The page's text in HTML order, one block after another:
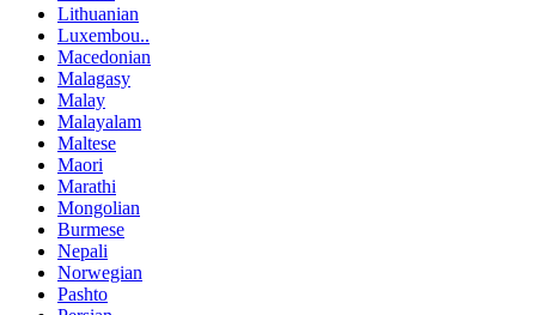
Lithuanian
Luxembou..
Macedonian
Malagasy
Malay
Malayalam
Maltese
Maori
Marathi
Mongolian
Burmese
Nepali
Norwegian
Pashto